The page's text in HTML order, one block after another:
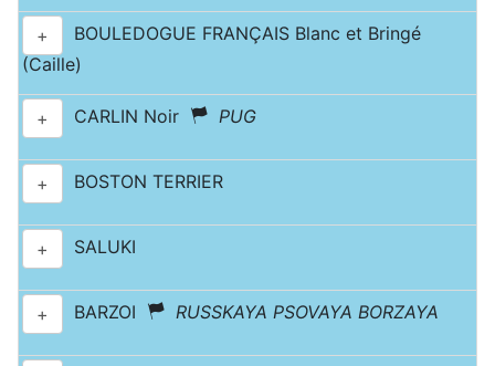
+
BOULEDOGUE FRANÇAIS Blanc et Bringé
(Caille)
+ CARLIN Noir PUG
+ BOSTON TERRIER
+ SALUKI
+ BARZOI RUSSKAYA PSOVAYA BORZAYA